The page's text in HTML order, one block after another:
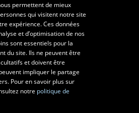
du territoire et de développement
et développement
permettent de mieux
qui visitent notre site
expérience. Ces données
et d’optimisation de nos
sont essentiels pour la
du site. Ils ne peuvent être
et doivent être
impliquer le partage
Pour en savoir plus sur
notre politique de